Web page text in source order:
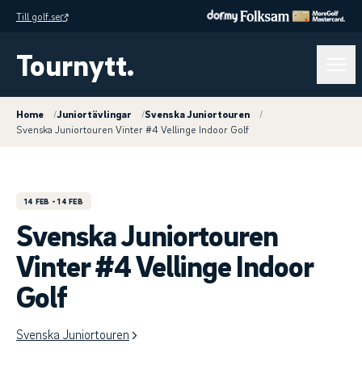
Till golf.se
Tournytt.
Home /Juniortävlingar /Svenska Juniortouren
/
Svenska Juniortouren Vinter #4 Vellinge Indoor Golf
14 FEB - 14 FEB
Svenska Juniortouren
Vinter #4 Vellinge Indoor
Golf
Svenska Juniortouren